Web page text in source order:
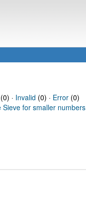
· Invalid (0) · Error(0)
Sieve for smaller numbers